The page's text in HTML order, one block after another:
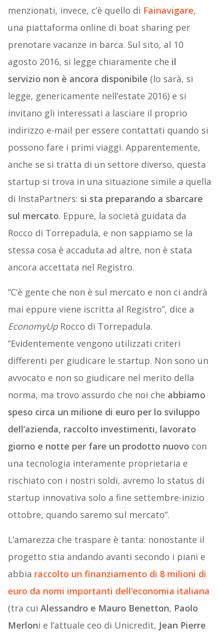
menzionati, invece, c’è quello di Fainavigare,
una piattaforma online di boat sharing per
prenotare vacanze in barca. Sul sito, al 10
agosto 2016, si legge chiaramente che il
servizio non è ancora disponibile (lo sarà, si
legge, genericamente nell’estate 2016) e si
invitano gli interessati a lasciare il proprio
indirizzo e-mail per essere contattati quando si
possono fare i primi viaggi. Apparentemente,
anche se si tratta di un settore diverso, questa
startup si trova in una situazione simile a quella
di InstaPartners: si sta preparando a sbarcare
sul mercato. Eppure, la società guidata da
Rocco di Torrepadula, e non sappiamo se la
stessa cosa è accaduta ad altre, non è stata
ancora accettata nel Registro.
“C’è gente che non è sul mercato e non ci andrà
mai eppure viene iscritta al Registro”, dice a
EconomyUpRocco di Torrepadula.
“Evidentemente vengono utilizzati criteri
differenti per giudicare le startup. Non sono un
avvocato e non so giudicare nel merito della
norma, ma trovo assurdo che noi che abbiamo
speso circa un milione di euro per lo sviluppo
dell’azienda, raccolto investimenti, lavorato
giorno e notte per fare un prodotto nuovo con
una tecnologia interamente proprietaria e
rischiato con i nostri soldi, avremo lo status di
startup innovativa solo a fine settembre-inizio
ottobre, quando saremo sul mercato”.
L’amarezza che traspare è tanta: nonostante il
progetto stia andando avanti secondo i piani e
abbia raccolto un finanziamento di 8 milioni di
euro da nomi importanti dell’economia italiana
(tra cui Alessandro e Mauro Benetton, Paolo
Merloni e l’attuale ceo di Unicredit, Jean Pierre